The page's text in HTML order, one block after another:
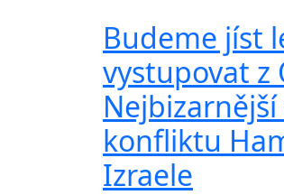
Budeme jíst
vystupovat z
konfliktu
Izraele